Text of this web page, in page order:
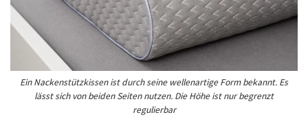
Ein Nackenstützkissen ist durch seine wellenartige Form bekannt. Es
lässt sich von beiden Seiten nutzen. Die Höhe ist nur begrenzt
regulierbar